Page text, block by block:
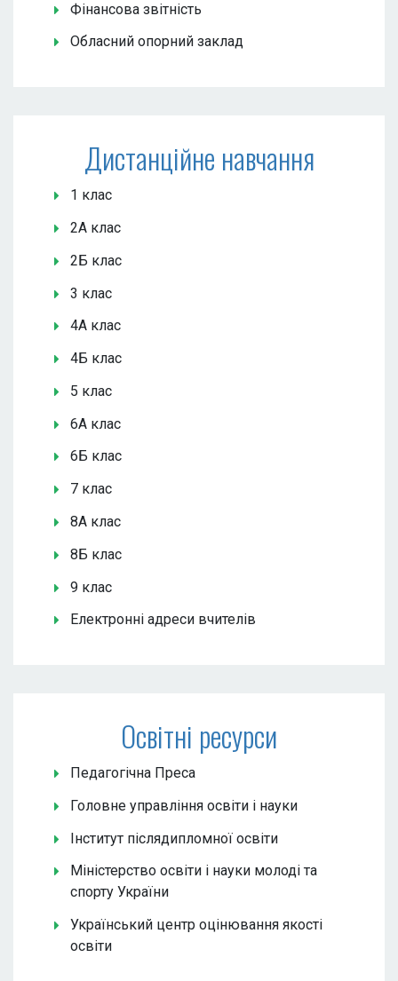
Фінансова звітність
Обласний опорний заклад
Дистанційне навчання
1 клас
2А клас
2Б клас
3 клас
4А клас
4Б клас
5 клас
6А клас
6Б клас
7 клас
8А клас
8Б клас
9 клас
Електронні адреси вчителів
Освітні ресурси
Педагогічна Преса
Головне управління освіти і науки
Інститут післядипломної освіти
Міністерство освіти і науки молоді та
спорту України
Український центр оцінювання якості
освіти